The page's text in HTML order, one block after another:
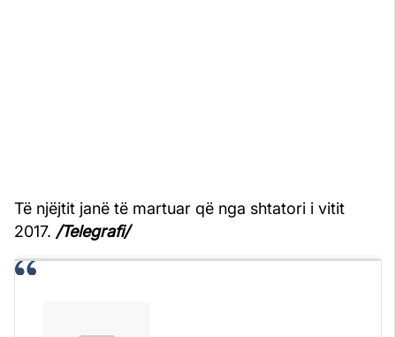
Të njëjtit janë të martuar që nga shtatori i vitit
2017. /Telegrafi/